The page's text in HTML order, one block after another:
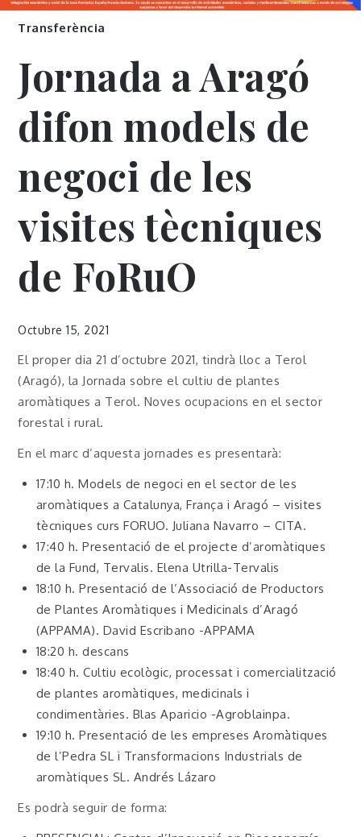
Transferència
Jornada a Aragó
difon models de
negoci de les
visites tècniques
de FoRuO
Octubre 15, 2021
El proper dia 21 d’octubre 2021, tindrà lloc a Terol
(Aragó), la Jornada sobre el cultiu de plantes
aromàtiques a Terol. Noves ocupacions en el sector
forestal i rural.
En el marc d’aquesta jornades es presentarà:
17:10 h. Models de negoci en el sector de les
aromàtiques a Catalunya, França i Aragó – visites
tècniques curs FORUO. Juliana Navarro – CITA.
17:40 h. Presentació de el projecte d’aromàtiques
de la Fund, Tervalis. Elena Utrilla-Tervalis
18:10 h. Presentació de l’Associació de Productors
de Plantes Aromàtiques i Medicinals d’Aragó
(APPAMA). David Escribano -APPAMA
18:20 h. descans
18:40 h. Cultiu ecològic, processat i comercialització
de plantes aromàtiques, medicinals i
condimentàries. Blas Aparicio -Agroblainpa.
19:10 h. Presentació de les empreses Aromàtiques
de l’Pedra SL i Transformacions Industrials de
aromàtiques SL. Andrés Lázaro
Es podrà seguir de forma: